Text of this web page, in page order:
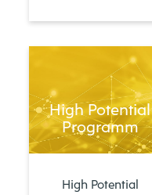
High Potential
Programm
High Potential